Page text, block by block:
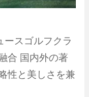
ースゴルフクラ
合 国内外の著
性と美しさを兼